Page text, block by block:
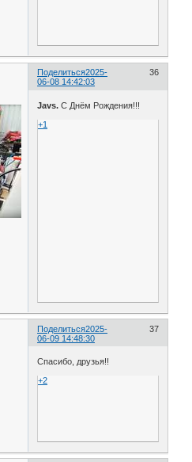
Поделиться 36
2025-
06-08 14:42:03
Javs. С Днём Рождения!!!
+1
Поделиться 37
2025-
06-09 14:48:30
Спасибо, друзья!!
+2